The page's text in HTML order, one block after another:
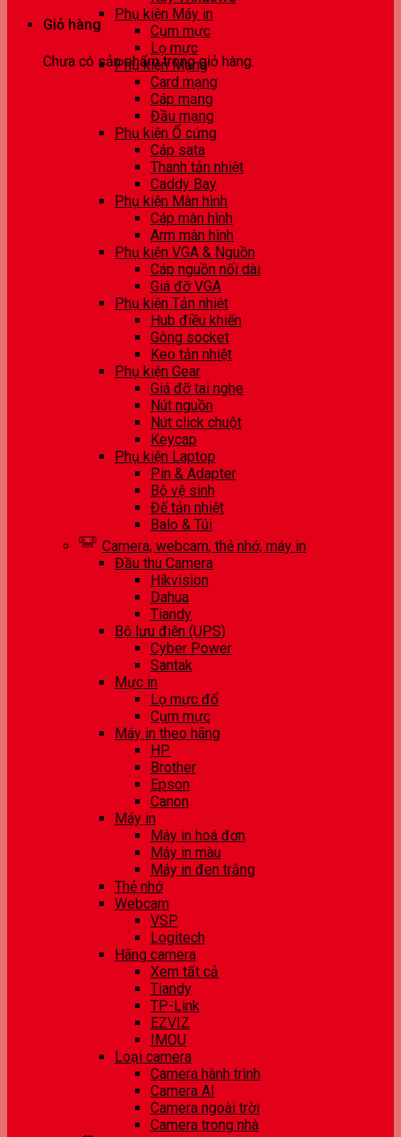
Giỏ hàng
Chưa có sản phẩm trong giỏ hàng.
Phụ kiện Máy in
Cụm mực
Lọ mực
Phụ kiện Mạng
Card mạng
Cáp mạng
Đầu mạng
Phụ kiện Ổ cứng
Cáp sata
Thanh tản nhiệt
Caddy Bay
Phụ kiện Màn hình
Cáp màn hình
Arm màn hình
Phụ kiện VGA & Nguồn
Cáp nguồn nối dài
Giá đỡ VGA
Phụ kiện Tản nhiệt
Hub điều khiển
Gông socket
Keo tản nhiệt
Phụ kiện Gear
Giá đỡ tai nghe
Nút nguồn
Nút click chuột
Keycap
Phụ kiện Laptop
Pin & Adapter
Bộ vệ sinh
Đế tản nhiệt
Balo & Túi
Camera, webcam, thẻ nhớ, máy in
Đầu thu Camera
Hikvision
Dahua
Tiandy
Bộ lưu điện (UPS)
Cyber Power
Santak
Mực in
Lọ mực đổ
Cụm mực
Máy in theo hãng
HP
Brother
Epson
Canon
Máy in
Máy in hoá đơn
Máy in màu
Máy in đen trắng
Thẻ nhớ
Webcam
VSP
Logitech
Hãng camera
Xem tất cả
Tiandy
TP-Link
EZVIZ
IMOU
Loại camera
Camera hành trình
Camera AI
Camera ngoài trời
Camera trong nhà